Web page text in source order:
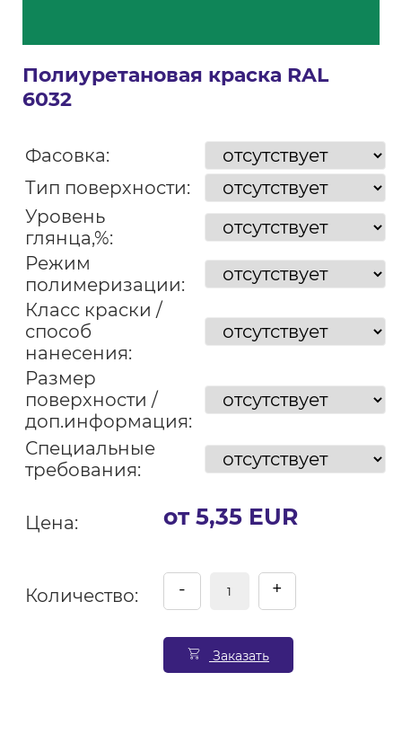
Полиуретановая краска RAL
6032
Фасовка:
Тип поверхности:
Уровень
глянца,%:
Режим
полимеризации:
Класс краски /
способ
нанесения:
Размер
поверхности /
доп.информация:
Специальные
требования:
Цена: от 5,35 EUR
Количество: - +
Заказать